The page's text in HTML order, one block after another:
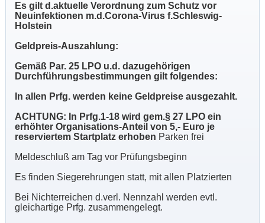
Es gilt d.aktuelle Verordnung zum Schutz vor
Neuinfektionen m.d.Corona-Virus f.Schleswig-
Holstein
Geldpreis-Auszahlung:
Gemäß Par. 25 LPO u.d. dazugehörigen
Durchführungsbestimmungen gilt folgendes:
In allen Prfg. werden keine Geldpreise ausgezahlt.
ACHTUNG: In Prfg.1-18 wird gem.§ 27 LPO ein
erhöhter Organisations-Anteil von 5,- Euro je
reserviertem Startplatz erhoben Parken frei
Meldeschluß am Tag vor Prüfungsbeginn
Es finden Siegerehrungen statt, mit allen Platzierten
Bei Nichterreichen d.verl. Nennzahl werden evtl.
gleichartige Prfg. zusammengelegt.